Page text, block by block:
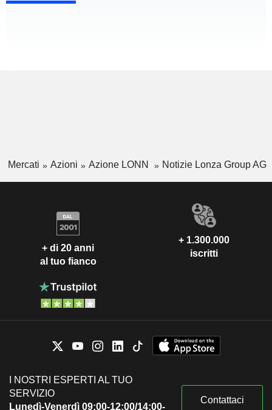
Mercati Azioni Azione LONN Notizie Lonza Group AG
+ di 20 anni
al tuo fianco
+ 1.300.000
iscritti
I NOSTRI ESPERTI AL TUO
SERVIZIO
Lunedì-Venerdì 09:00-12:00/14:00-
Contattaci